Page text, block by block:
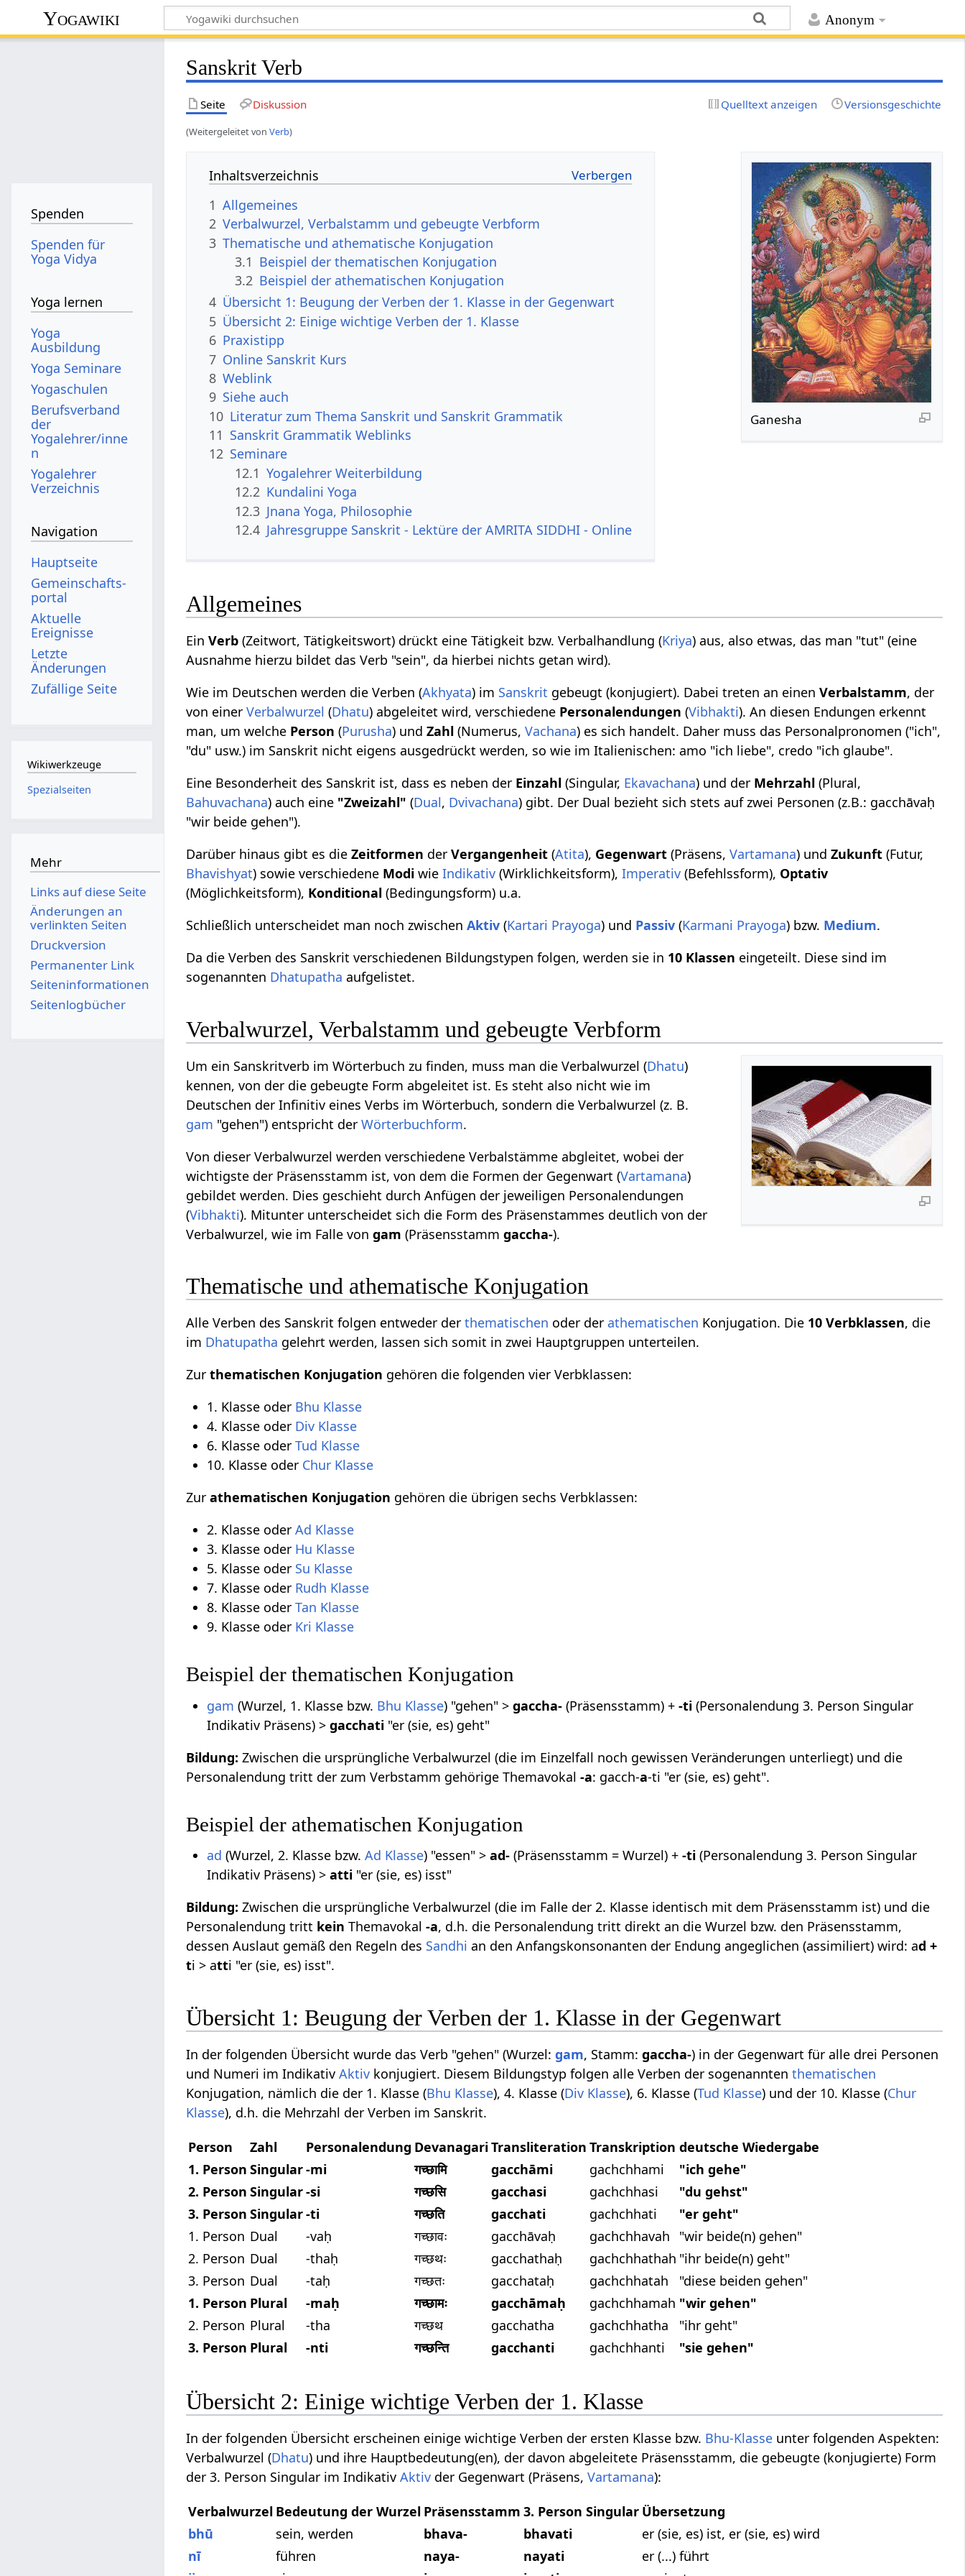
Anonym
Yogawiki
Sanskrit Verb
Seite Diskussion Quelltext anzeigen Versionsgeschichte
(Weitergeleitet vonVerb)
Ganesha
Inhaltsverzeichnis
1 Allgemeines
2 Verbalwurzel, Verbalstamm und gebeugte Verbform
3 Thematische und athematische Konjugation
3.1 Beispiel der thematischen Konjugation
3.2 Beispiel der athematischen Konjugation
4 Übersicht 1: Beugung der Verben der 1. Klasse in der Gegenwart
5 Übersicht 2: Einige wichtige Verben der 1. Klasse
6 Praxistipp
7 Online Sanskrit Kurs
8 Weblink
9 Siehe auch
10 Literatur zum Thema Sanskrit und Sanskrit Grammatik
11 Sanskrit Grammatik Weblinks
12 Seminare
12.1 Yogalehrer Weiterbildung
12.2 Kundalini Yoga
12.3 Jnana Yoga, Philosophie
12.4 Jahresgruppe Sanskrit - Lektüre der AMRITA SIDDHI - Online
Allgemeines
EinVerb (Zeitwort, Tätigkeitswort) drückt eine Tätigkeit bzw. Verbalhandlung (Kriya) aus, also etwas, das man "tut" (eine
Ausnahme hierzu bildet das Verb "sein", da hierbei nichts getan wird).
Wie im Deutschen werden die Verben (Akhyata) im Sanskrit gebeugt (konjugiert). Dabei treten an einenVerbalstamm, der
von einerVerbalwurzel (Dhatu) abgeleitet wird, verschiedene Personalendungen (Vibhakti). An diesen Endungen erkennt
man, um welche Person (Purusha) undZahl (Numerus,Vachana) es sich handelt. Daher muss das Personalpronomen ("ich",
"du" usw.) im Sanskrit nicht eigens ausgedrückt werden, so wie im Italienischen: amo "ich liebe", credo "ich glaube".
Eine Besonderheit des Sanskrit ist, dass es neben der Einzahl (Singular, Ekavachana) und der Mehrzahl (Plural,
Bahuvachana) auch eine "Zweizahl" (Dual, Dvivachana) gibt. Der Dual bezieht sich stets auf zwei Personen (z.B.: gacchāvaḥ
"wir beide gehen").
Darüber hinaus gibt es dieZeitformen derVergangenheit (Atita), Gegenwart (Präsens,Vartamana) undZukunft (Futur,
Bhavishyat) sowie verschiedene Modi wieIndikativ (Wirklichkeitsform),Imperativ (Befehlssform), Optativ
(Möglichkeitsform), Konditional (Bedingungsform) u.a.
Schließlich unterscheidet man noch zwischenAktiv (Kartari Prayoga) und Passiv (Karmani Prayoga) bzw. Medium.
Da die Verben des Sanskrit verschiedenen Bildungstypen folgen, werden sie in 10 Klassen eingeteilt. Diese sind im
sogenannten Dhatupatha aufgelistet.
Verbalwurzel, Verbalstamm und gebeugte Verbform
Um ein Sanskritverb im Wörterbuch zu finden, muss man die Verbalwurzel (Dhatu)
kennen, von der die gebeugte Form abgeleitet ist. Es steht also nicht wie im
Deutschen der Infinitiv eines Verbs im Wörterbuch, sondern die Verbalwurzel (z. B.
gam "gehen") entspricht derWörterbuchform.
Von dieser Verbalwurzel werden verschiedene Verbalstämme abgleitet, wobei der
wichtigste der Präsensstamm ist, von dem die Formen der Gegenwart (Vartamana)
gebildet werden. Dies geschieht durch Anfügen der jeweiligen Personalendungen
(Vibhakti). Mitunter unterscheidet sich die Form des Präsenstammes deutlich von der
Verbalwurzel, wie im Falle vongam (Präsensstammgaccha-).
Thematische und athematische Konjugation
Alle Verben des Sanskrit folgen entweder derthematischen oder der athematischen Konjugation. Die 10 Verbklassen, die
im Dhatupatha gelehrt werden, lassen sich somit in zwei Hauptgruppen unterteilen.
Zurthematischen Konjugation gehören die folgenden vier Verbklassen:
1. Klasse oder Bhu Klasse
4. Klasse oder Div Klasse
6. Klasse oderTud Klasse
10. Klasse oder Chur Klasse
Zurathematischen Konjugation gehören die übrigen sechs Verbklassen:
2. Klasse oderAd Klasse
3. Klasse oder Hu Klasse
5. Klasse oder Su Klasse
7. Klasse oder Rudh Klasse
8. Klasse oderTan Klasse
9. Klasse oder Kri Klasse
Beispiel der thematischen Konjugation
gam (Wurzel, 1. Klasse bzw. Bhu Klasse) "gehen" >gaccha- (Präsensstamm) +-ti (Personalendung 3. Person Singular
Indikativ Präsens) >gacchati "er (sie, es) geht"
Bildung: Zwischen die ursprüngliche Verbalwurzel (die im Einzelfall noch gewissen Veränderungen unterliegt) und die
Personalendung tritt der zum Verbstamm gehörige Themavokal-a: gacch-a-ti "er (sie, es) geht".
Beispiel der athematischen Konjugation
ad (Wurzel, 2. Klasse bzw.Ad Klasse) "essen" >ad- (Präsensstamm = Wurzel) +-ti (Personalendung 3. Person Singular
Indikativ Präsens) >atti "er (sie, es) isst"
Bildung: Zwischen die ursprüngliche Verbalwurzel (die im Falle der 2. Klasse identisch mit dem Präsensstamm ist) und die
Personalendung tritt kein Themavokal-a, d.h. die Personalendung tritt direkt an die Wurzel bzw. den Präsensstamm,
dessen Auslaut gemäß den Regeln des Sandhi an den Anfangskonsonanten der Endung angeglichen (assimiliert) wird: ad +
ti > atti "er (sie, es) isst".
Übersicht 1: Beugung der Verben der 1. Klasse in der Gegenwart
In der folgenden Übersicht wurde das Verb "gehen" (Wurzel:gam, Stamm:gaccha-) in der Gegenwart für alle drei Personen
und Numeri im IndikativAktiv konjugiert. Diesem Bildungstyp folgen alle Verben der sogenanntenthematischen
Konjugation, nämlich die der 1. Klasse (Bhu Klasse), 4. Klasse (Div Klasse), 6. Klasse (Tud Klasse) und der 10. Klasse (Chur
Klasse), d.h. die Mehrzahl der Verben im Sanskrit.
Person
Zahl Personalendung DevanagariTransliteration Transkription deutsche Wiedergabe
1. Person Singular-mi गच्छामि gacchāmi gachchhami
"ich gehe"
2. Person Singular-si गच्छसि gacchasi gachchhasi
"du gehst"
3. Person Singular-ti गच्छति gacchati gachchhati
"er geht"
1. Person Dual -vaḥ गच्छावः gacchāvaḥ gachchhavah
"wir beide(n) gehen"
2. Person Dual -thaḥ गच्छथः gacchathaḥ gachchhathah "ihr beide(n) geht"
3. Person Dual -taḥ गच्छतः gacchataḥ gachchhatah
"diese beiden gehen"
1. Person Plural -maḥ गच्छामः gacchāmaḥ gachchhamah "wir gehen"
2. Person Plural -tha गच्छथ gacchatha gachchhatha
"ihr geht"
3. Person Plural -nti गच्छन्ति gacchanti gachchhanti "sie gehen"
Übersicht 2: Einige wichtige Verben der 1. Klasse
In der folgenden Übersicht erscheinen einige wichtige Verben der ersten Klasse bzw. Bhu-Klasse unter folgenden Aspekten:
Verbalwurzel (Dhatu) und ihre Hauptbedeutung(en), der davon abgeleitete Präsensstamm, die gebeugte (konjugierte) Form
der 3. Person Singular im IndikativAktiv der Gegenwart (Präsens,Vartamana):
Verbalwurzel Bedeutung der Wurzel Präsensstamm 3. Person Singular Übersetzung
bhū
sein, werden bhava- bhavati
er (sie, es) ist, er (sie, es) wird
nī
führen naya- nayati
er (...) führt
Spenden
Spenden für
Yoga Vidya
Yoga lernen
Yoga
Ausbildung
Yoga Seminare
Yogaschulen
Berufsverband
der
Yogalehrer/inne
n
Yogalehrer
Verzeichnis
Navigation
Hauptseite
Gemeinschafts­
portal
Aktuelle
Ereignisse
Letzte
Änderungen
Zufällige Seite
Wikiwerkzeuge
Spezialseiten
Mehr
Links auf diese Seite
Änderungen an
verlinkten Seiten
Druckversion
Permanenter Link
Seiten­­informationen
Seitenlogbücher